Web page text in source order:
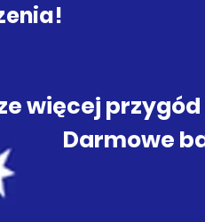
więcej
Darmowe